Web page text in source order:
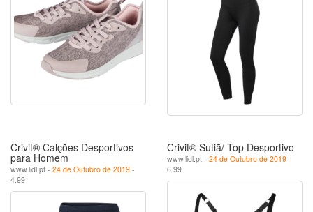
Crivit® Calções Desportivos
para Homem
www.lidl.pt - 24 de Outubro de 2019 -
4.99
Crivit® Sutiã/ Top Desportivo
www.lidl.pt - 24 de Outubro de 2019 -
6.99